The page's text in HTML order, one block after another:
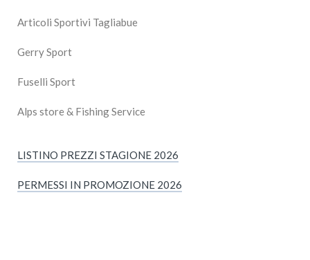
Articoli Sportivi Tagliabue
Gerry Sport
Fuselli Sport
Alps store & Fishing Service
LISTINO PREZZI STAGIONE 2026
PERMESSI IN PROMOZIONE 2026